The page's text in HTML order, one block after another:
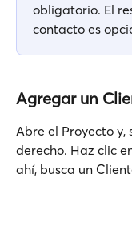
obligatorio. El
contacto es
Agregar un
Abre el Proyecto y,
derecho. Haz clic
ahí, busca un